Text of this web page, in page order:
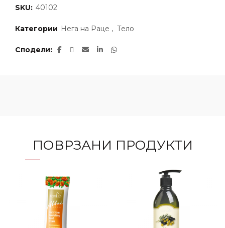
SKU: 40102
Категории Нега на Раце , Тело
Сподели
ПОВРЗАНИ ПРОДУКТИ